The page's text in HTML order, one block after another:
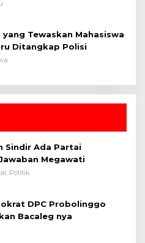
yang Tewaskan Mahasiswa
Ditangkap Polisi
Sindir Ada Partai
Megawati
Politik
DPC Probolinggo
Bacaleg nya